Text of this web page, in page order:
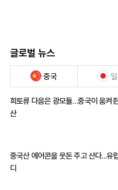
글로벌 뉴스
중국
희토류 다음은 광모듈…중국이 움켜
산
중국산 에어콘을 웃돈 주고 산다...유
디